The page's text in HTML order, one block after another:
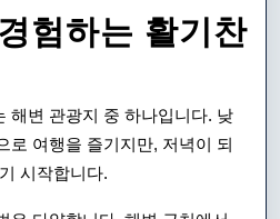
험하는 활기찬
해변 관광지 중 하나입니다. 낮
로 여행을 즐기지만, 저녁이 되
시작합니다.